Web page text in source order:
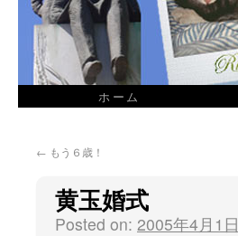
ホーム
← もう６歳！
黄玉婚式
Posted on: 2005年4月1日